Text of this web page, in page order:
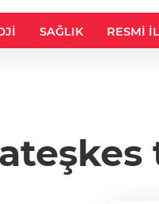
SAĞLIK RESMİ